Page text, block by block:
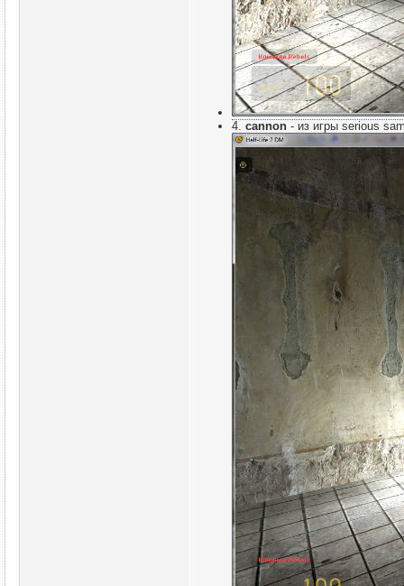
4. cannon - из игры serious